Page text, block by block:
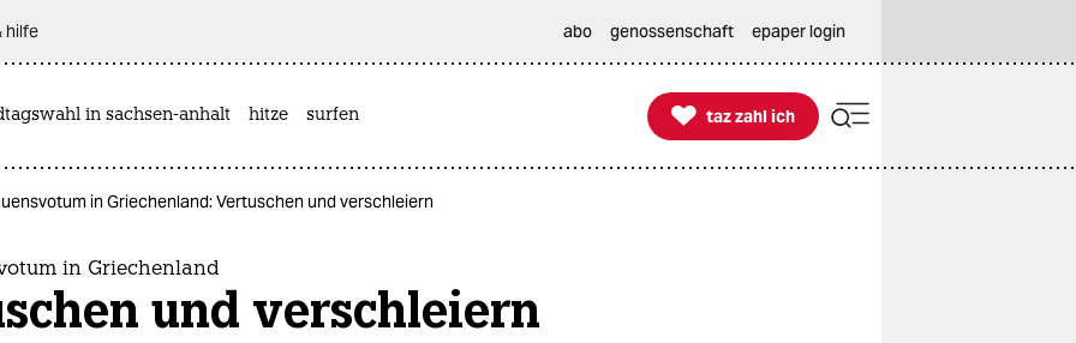
hilfe abo genossenschaft epaper login
in sachsen-anhalt hitze surfen 
taz zahl ich
taz zahl ich
in Griechenland: Vertuschen und verschleiern
in Griechenland
und verschleiern